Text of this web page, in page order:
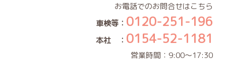
お電話でのお問合せはこちら
車検等： 0120-251-196
本社 ： 0154-52-1181
営業時間：9:00～17:30